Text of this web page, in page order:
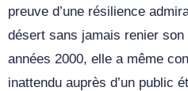
preuve d’une résilience
désert sans jamais renier son
années 2000, elle a même
inattendu auprès d’un public